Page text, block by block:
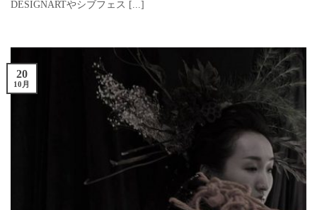
DESIGNARTやシブフェス [...]
20
10月